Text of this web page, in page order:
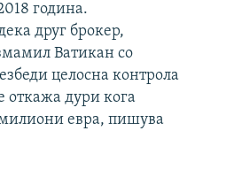
година.
друг брокер,
Ватикан со
целосна контрола
откажа дури кога
евра, пишува